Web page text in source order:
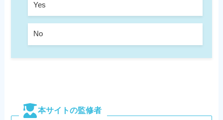
Yes
No
本サイトの監修者